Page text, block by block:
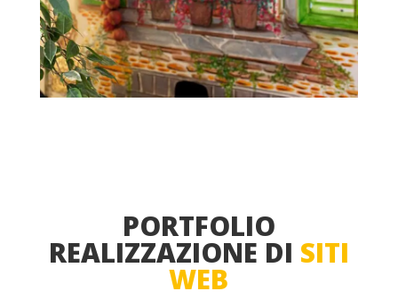
PORTFOLIO
REALIZZAZIONE DI SITI
WEB